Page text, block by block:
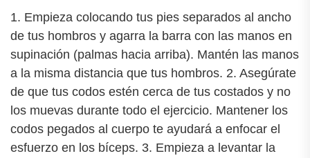
1. Empieza colocando tus pies separados al ancho
de tus hombros y agarra la barra con las manos en
supinación (palmas hacia arriba). Mantén las manos
a la misma distancia que tus hombros. 2. Asegúrate
de que tus codos estén cerca de tus costados y no
los muevas durante todo el ejercicio. Mantener los
codos pegados al cuerpo te ayudará a enfocar el
esfuerzo en los bíceps. 3. Empieza a levantar la